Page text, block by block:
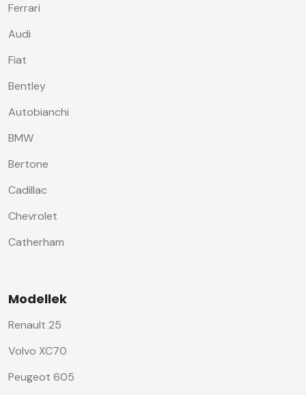
Ferrari
Audi
Fiat
Bentley
Autobianchi
BMW
Bertone
Cadillac
Chevrolet
Catherham
Modellek
Renault 25
Volvo XC70
Peugeot 605